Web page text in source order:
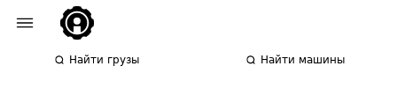
Найти грузы Найти машины